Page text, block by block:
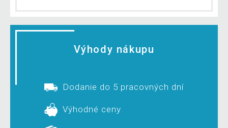
Výhody nákupu
Dodanie do 5 pracovných dní
Výhodné ceny